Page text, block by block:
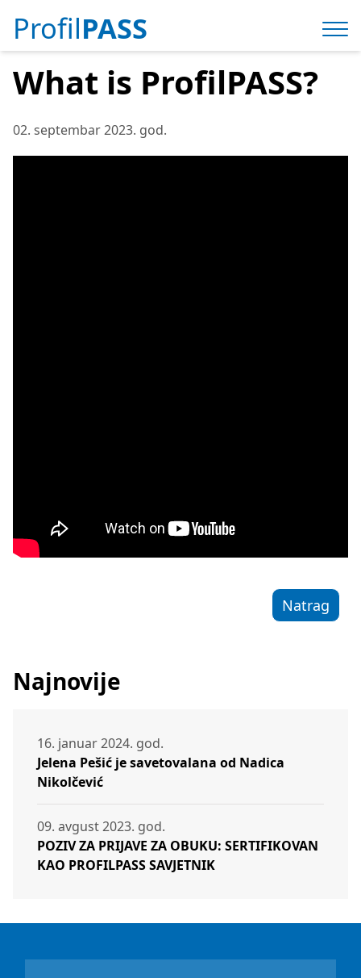
ProfilPASS
What is ProfilPASS?
02. septembar 2023. god.
Natrag
Najnovije
16. januar 2024. god.
Jelena Pešić je savetovalana od Nadica
Nikolčević
09. avgust 2023. god.
POZIV ZA PRIJAVE ZA OBUKU: SERTIFIKOVAN
KAO PROFILPASS SAVJETNIK